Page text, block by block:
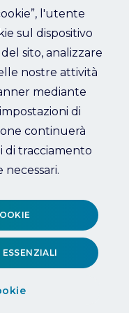
l'utente
sul dispositivo
sito, analizzare
nostre attività
mediante
di
continuerà
di tracciamento